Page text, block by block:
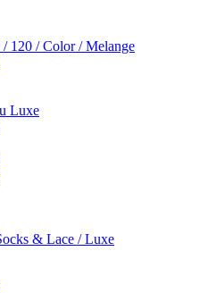
120 / Color / Melange
Luxe
& Lace / Luxe